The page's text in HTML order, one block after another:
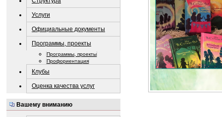
Услуги
Официальные документы
Программы, проекты
Программы, проекты
Профориентация
Клубы
Оценка качества услуг
Вашему вниманию